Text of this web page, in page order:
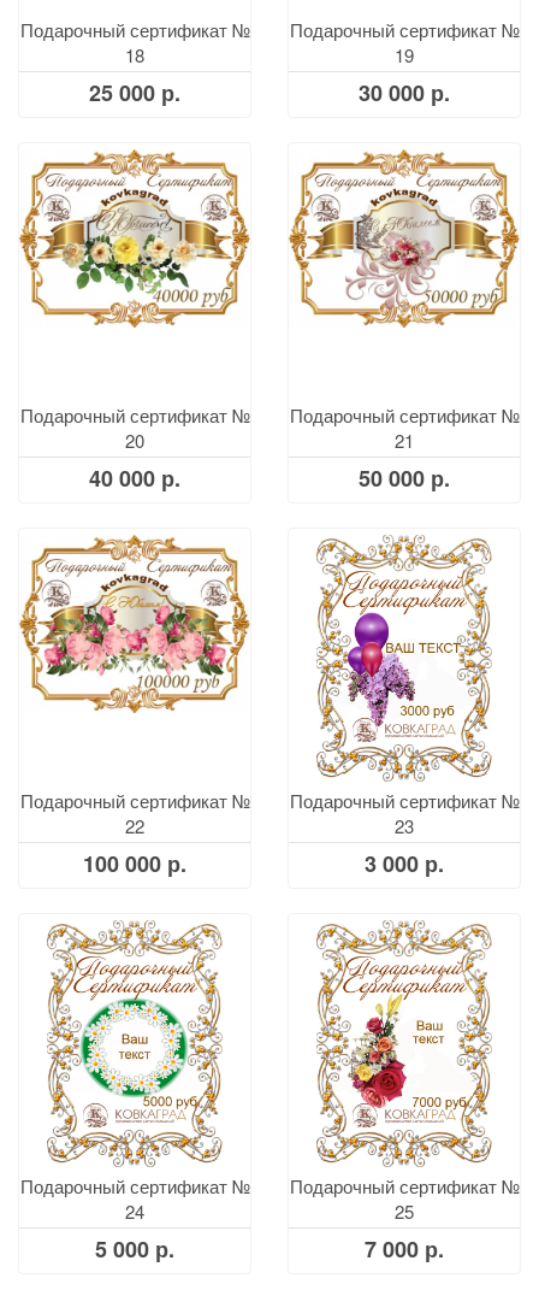
Подарочный сертификат №
18
25 000 р.
Подарочный сертификат №
19
30 000 р.
Подарочный сертификат №
20
40 000 р.
Подарочный сертификат №
21
50 000 р.
Подарочный сертификат №
22
100 000 р.
Подарочный сертификат №
23
3 000 р.
Подарочный сертификат №
24
5 000 р.
Подарочный сертификат №
25
7 000 р.